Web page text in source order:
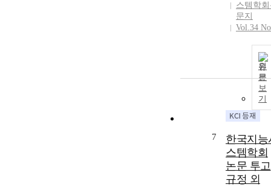
스템학
문지
Vol.34
원
문
보
기
7
한국지능
스템학회
논문 투고
규정 외